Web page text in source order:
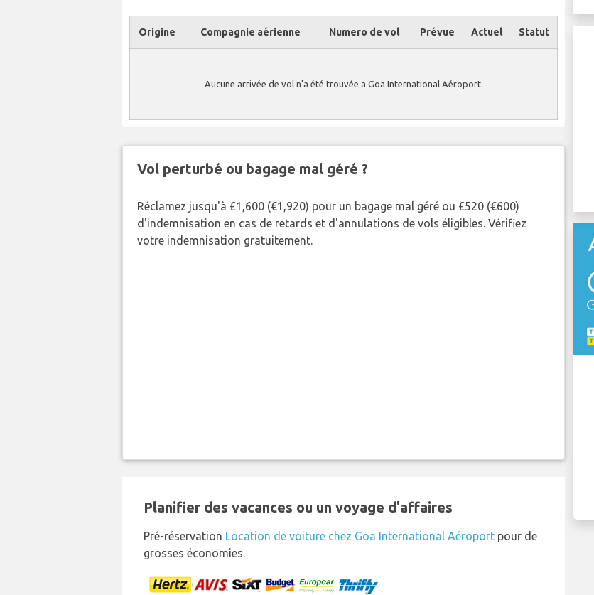
Origine Compagnie aérienne Numero de vol Prévue Actuel Statut
Aucune arrivée de vol n'a été trouvée a Goa International Aéroport.
Vol perturbé ou bagage mal géré ?
Réclamez jusqu'à £1,600 (€1,920) pour un bagage mal géré ou £520 (€600)
d'indemnisation en cas de retards et d'annulations de vols éligibles. Vérifiez
votre indemnisation gratuitement.
Planifier des vacances ou un voyage d'affaires
Pré-réservation Location de voiture chez Goa International Aéroport pour de
grosses économies.